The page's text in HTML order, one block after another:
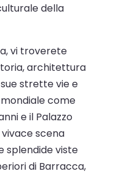
della
vi troverete
architettura
strette vie e
come
e il Palazzo
scena
splendide viste
di Barracca,